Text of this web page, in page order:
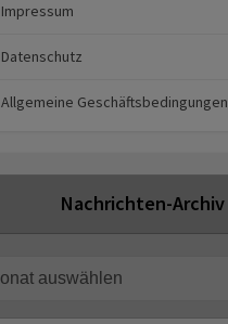
Impressum
Datenschutz
Allgemeine Geschäftsbedingungen
Nachrichten-Archiv